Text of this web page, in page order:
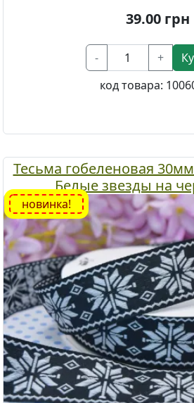
39.00грн
- +
код товара:
Тесьма гобеленовая
Белые звезды на
новинка!